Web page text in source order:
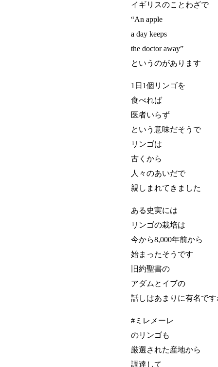
イギリスのことわざで
“An apple
a day keeps
the doctor away”
というのがあります
1日1個リンゴを
食べれば
医者いらず
という意味だそうで
リンゴは
古くから
人々のあいだで
親しまれてきました
ある史実には
リンゴの栽培は
今から8,000年前から
始まったそうです
旧約聖書の
アダムとイブの
話しはあまりに有名です
#ミレメーレ
のリンゴも
厳選された産地から
調達して